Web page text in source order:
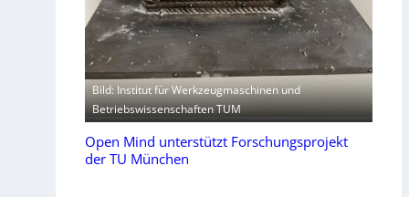
Bild: Institut für Werkzeugmaschinen und
Betriebswissenschaften TUM
Open Mind unterstützt Forschungsprojekt
der TU München